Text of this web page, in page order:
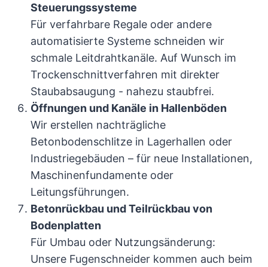
Steuerungssysteme
Für verfahrbare Regale oder andere
automatisierte Systeme schneiden wir
schmale Leitdrahtkanäle. Auf Wunsch im
Trockenschnittverfahren mit direkter
Staubabsaugung - nahezu staubfrei.
Öffnungen und Kanäle in Hallenböden
Wir erstellen nachträgliche
Betonbodenschlitze in Lagerhallen oder
Industriegebäuden – für neue Installationen,
Maschinenfundamente oder
Leitungsführungen.
Betonrückbau und Teilrückbau von
Bodenplatten
Für Umbau oder Nutzungsänderung:
Unsere Fugenschneider kommen auch beim